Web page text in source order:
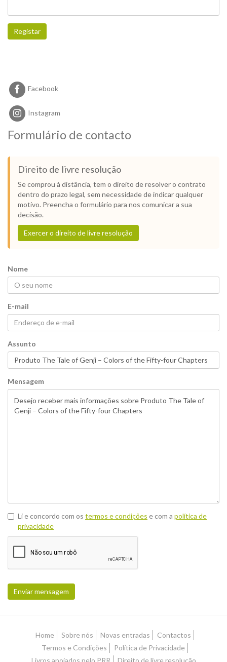
Registar
Facebook
Instagram
Formulário de contacto
Direito de livre resolução
Se comprou à distância, tem o direito de resolver o contrato
dentro do prazo legal, sem necessidade de indicar qualquer
motivo. Preencha o formulário para nos comunicar a sua
decisão.
Exercer o direito de livre resolução
Nome
E-mail
Assunto
Mensagem
Li e concordo com os termos e condições e com a política de
privacidade
Enviar mensagem
Home Sobre nós Novas entradas
Contactos
Termos e Condições
Política de Privacidade
Livros apoiados pelo PRR
Direito de livre resolução